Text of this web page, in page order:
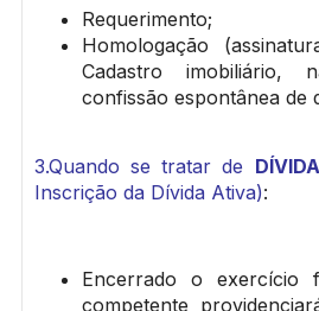
Requerimento;
Homologação
Cadastro imobiliário,
confissão espontânea de
3.Quando se tratar de
Inscrição da Dívida Ativa):
Encerrado o exercício
competente